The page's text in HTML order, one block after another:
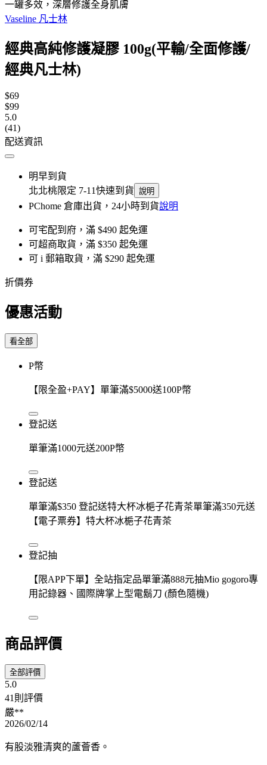
一罐多效，深層修護全身肌膚
Vaseline 凡士林
經典高純修護凝膠 100g(平輸/全面修護/
經典凡士林)
$69
$99
5.0
(41)
配送資訊
明早到貨
北北桃限定 7-11快速到貨 說明
PChome 倉庫出貨，24小時到貨說明
可宅配到府，滿 $490 起免運
可超商取貨，滿 $350 起免運
可 i 郵箱取貨，滿 $290 起免運
折價券
優惠活動
看全部
P幣
【限全盈+PAY】單筆滿$5000送100P幣
登記送
單筆滿1000元送200P幣
登記送
單筆滿$350 登記送特大杯冰梔子花青茶單筆滿350元送
【電子票券】特大杯冰梔子花青茶
登記抽
【限APP下單】全站指定品單筆滿888元抽Mio gogoro專
用記錄器、國際牌掌上型電鬍刀 (顏色隨機)
商品評價
全部評價
5.0
41則評價
嚴**
2026/02/14
有股淡雅清爽的蘆薈香。